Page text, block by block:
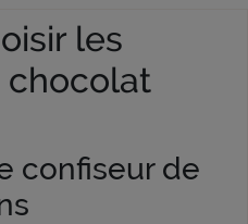
les
chocolat
confiseur de